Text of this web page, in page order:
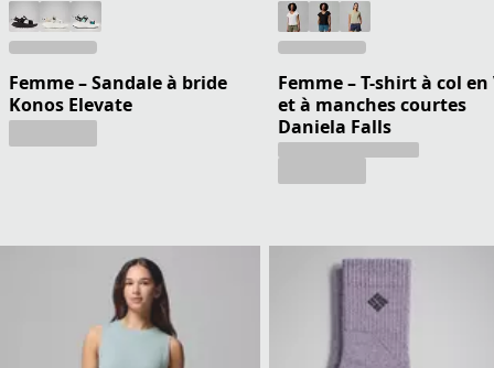
Femme – Sandale à bride
Konos Elevate
Femme – T-shirt à col en
et à manches courtes
Daniela Falls